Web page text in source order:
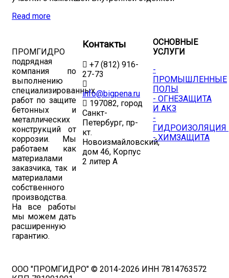
Read more
ПРОМГИДРО
подрядная
компания по
выполнению
специализированных
работ по защите
бетонных и
металлических
конструкций от
коррозии. Мы
работаем как
материалами
заказчика, так и
материалами
собственного
производства.
На все работы
мы можем дать
расширенную
гарантию.
Контакты
+7 (812) 916-
27-73
info@bigpena.ru
197082, город
Санкт-
Петербург, пр-
кт.
Новоизмайловский,
дом 46, Корпус
2 литер А
ОСНОВНЫЕ
УСЛУГИ
-
ПРОМЫШЛЕННЫЕ
ПОЛЫ
- ОГНЕЗАЩИТА
И АКЗ
-
ГИДРОИЗОЛЯЦИЯ
- ХИМЗАЩИТА
ООО "ПРОМГИДРО" © 2014-2026 ИНН 7814763572